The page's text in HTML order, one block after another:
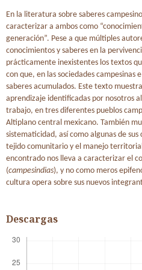
En la literatura sobre saberes
caracterizar a ambos como
generación”. Pese a que múltiples
conocimientos y saberes en la
prácticamente inexistentes los textos
con que, en las sociedades
saberes acumulados. Este texto
aprendizaje identificadas por nosotros
trabajo, en tres diferentes pueblos
Altiplano central mexicano. También
sistematicidad, así como algunas de
tejido comunitario y el manejo
encontrado nos lleva a caracterizar el
(campesindias), y no como meros
cultura opera sobre sus nuevos
Descargas